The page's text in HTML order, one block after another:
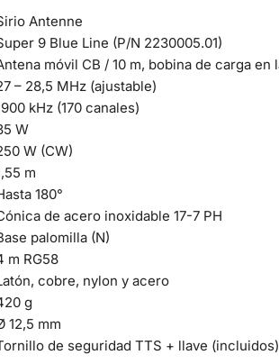
Antenne
9 Blue Line (P/N 2230005.01)
móvil CB / 10 m, bobina de carga en
– 28,5 MHz (ajustable)
kHz (170 canales)
W
W (CW)
m
180°
de acero inoxidable 17-7 PH
palomilla (N)
m RG58
cobre, nylon y acero
g
12,5 mm
de seguridad TTS + llave (incluidos)